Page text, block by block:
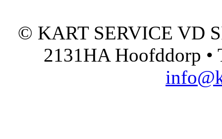
© KART SERVICE VD
2131HA Hoofddorp •